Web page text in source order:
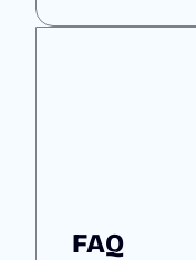
FAQ